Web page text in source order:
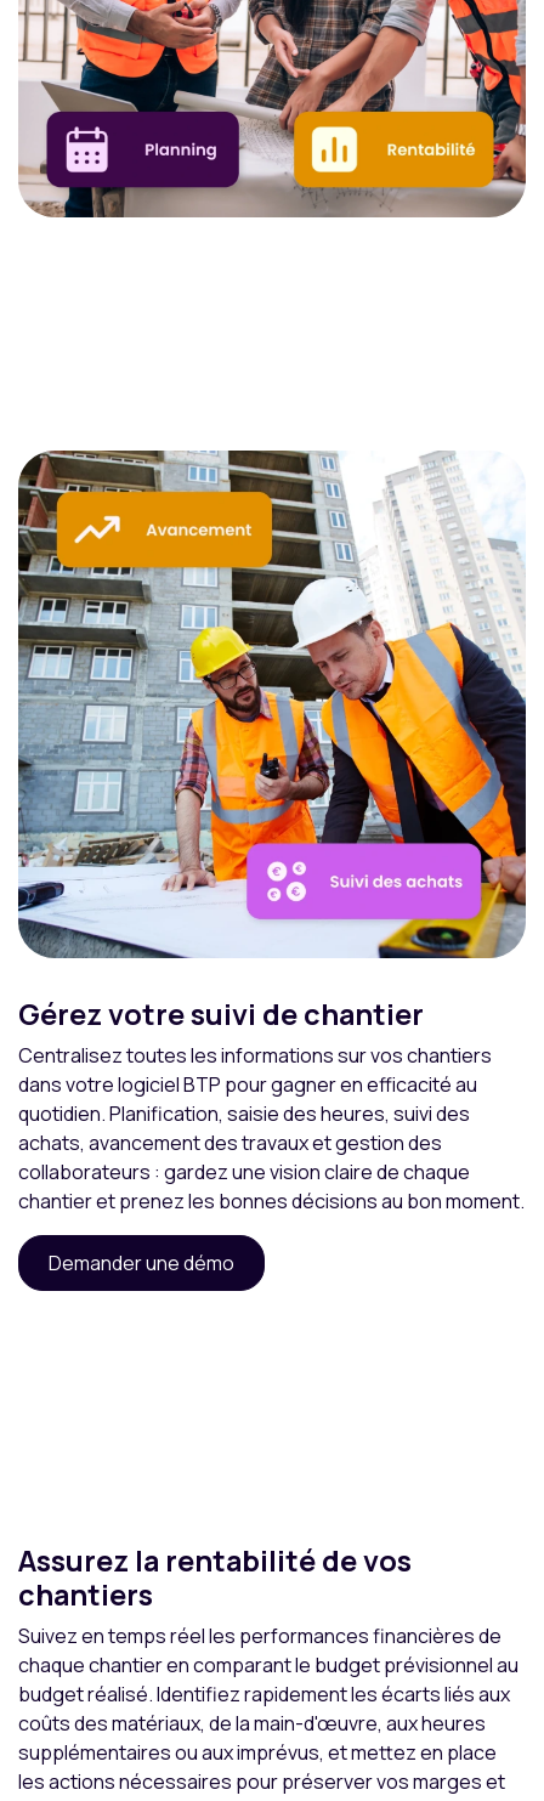
Gérez votre suivi de chantier
Centralisez toutes les informations sur vos chantiers
dans votre logiciel BTP pour gagner en efficacité au
quotidien. Planification, saisie des heures, suivi des
achats, avancement des travaux et gestion des
collaborateurs : gardez une vision claire de chaque
chantier et prenez les bonnes décisions au bon moment.
Demander une démo
Assurez la rentabilité de vos
chantiers
Suivez en temps réel les performances financières de
chaque chantier en comparant le budget prévisionnel au
budget réalisé. Identifiez rapidement les écarts liés aux
coûts des matériaux, de la main-d'œuvre, aux heures
supplémentaires ou aux imprévus, et mettez en place
les actions nécessaires pour préserver vos marges et